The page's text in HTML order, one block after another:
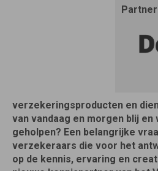
Partner
verzekeringsproducten en
van vandaag en morgen blij
geholpen? Een belangrijke
verzekeraars die voor het
op de kennis, ervaring en